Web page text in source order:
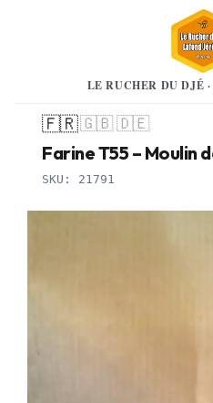
LE RUCHER DU DJÉ
🇫🇷🇬🇧🇩🇪
Farine T55 – Moulin
SKU: 21791